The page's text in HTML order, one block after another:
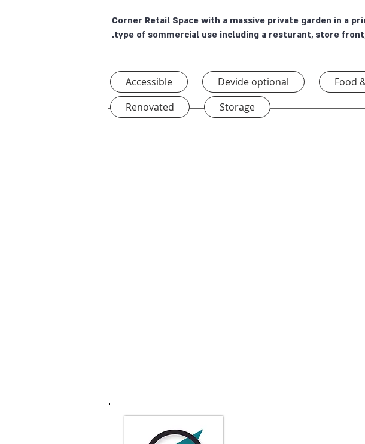
Accessible Devide optional Food
Renovated
Storage
Corner Retail Space with a massive private garden in a
type of sommercial use including a resturant, store